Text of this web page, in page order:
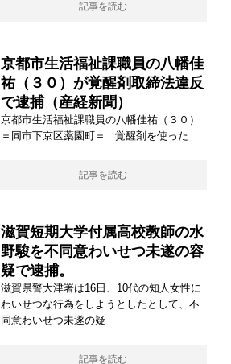
記事を読む
京都市生活福祉課職員の八幡佳
祐（３０）が覚醒剤取締法違反
で逮捕（産経新聞）
京都市生活福祉課職員の八幡佳祐（３０）
＝同市下京区薬園町＝ 覚醒剤を使った
記事を読む
滋賀短期大学付属高校教師の水
野駿を不同意わいせつ未遂の容
疑で逮捕。
滋賀県警大津署は16日、10代の知人女性に
わいせつな行為をしようとしたとして、不
同意わいせつ未遂の疑
記事を読む